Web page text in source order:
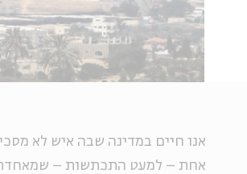
אנו חיים במדינה שבה איש לא
אחת – למעט התכתשות – שמאחדת